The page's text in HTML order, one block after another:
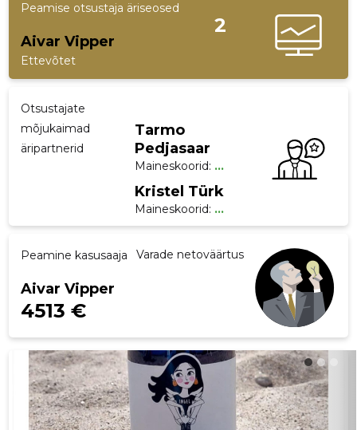
Peamise otsustaja äriseosed
Aivar Vipper
2
Ettevõtet
Otsustajate
mõjukaimad
äripartnerid
Tarmo
Pedjasaar
Maineskoorid: ...
Kristel Türk
Maineskoorid: ...
Peamine kasusaaja
Aivar Vipper
Varade netoväärtus
4513 €